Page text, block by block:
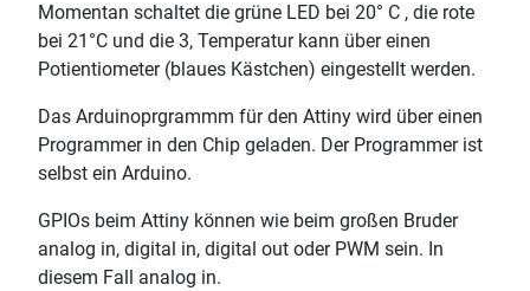
Momentan schaltet die grüne LED bei 20° C , die rote
bei 21°C und die 3, Temperatur kann über einen
Potientiometer (blaues Kästchen) eingestellt werden.
Das Arduinoprgrammm für den Attiny wird über einen
Programmer in den Chip geladen. Der Programmer ist
selbst ein Arduino.
GPIOs beim Attiny können wie beim großen Bruder
analog in, digital in, digital out oder PWM sein. In
diesem Fall analog in.